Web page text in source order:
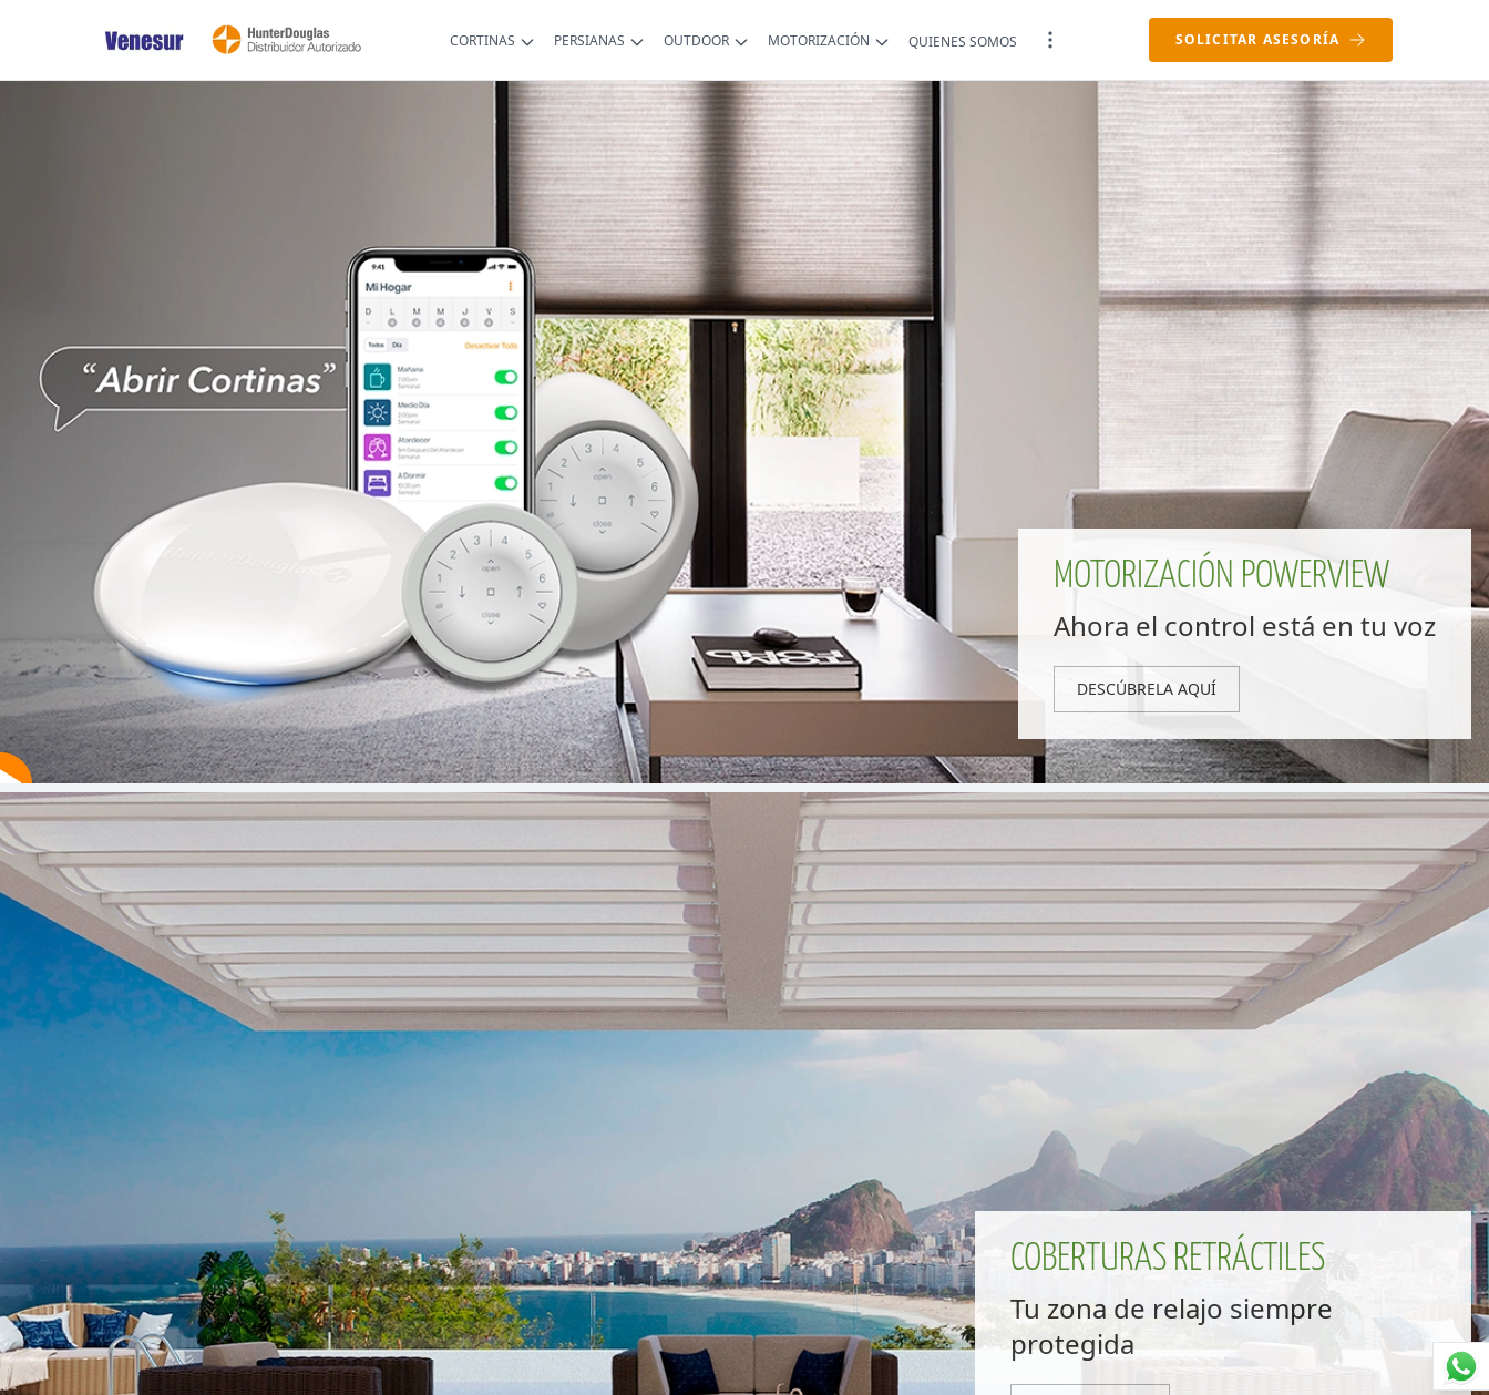
CORTINAS PERSIANAS OUTDOOR MOTORIZACIÓN QUIENES SOMOS SOLICITAR ASESORÍA
MOTORIZACIÓN POWERVIEW
Ahora el control está en tu voz
DESCÚBRELA AQUÍ
COBERTURAS RETRÁCTILES
Tu zona de relajo siempre
protegida